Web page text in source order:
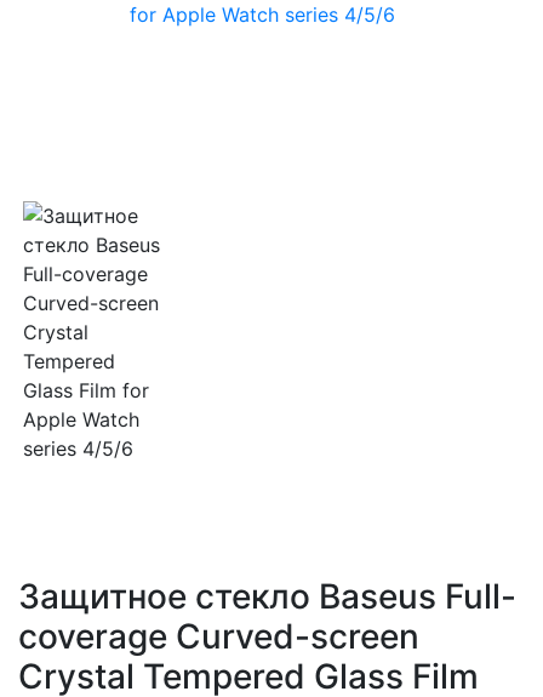
for Apple Watch series 4/5/6
Защитное стекло Baseus Full-
coverage Curved-screen
Crystal Tempered Glass Film